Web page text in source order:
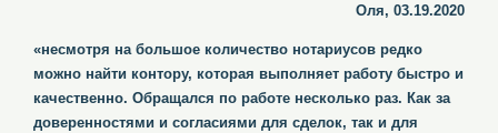
Оля, 03.19.2020
«несмотря на большое количество нотариусов редко
можно найти контору, которая выполняет работу быстро и
качественно. Обращался по работе несколько раз. Как за
доверенностями и согласиями для сделок, так и для